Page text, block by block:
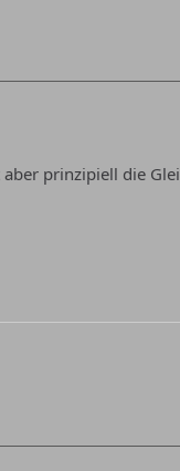
prinzipiell die